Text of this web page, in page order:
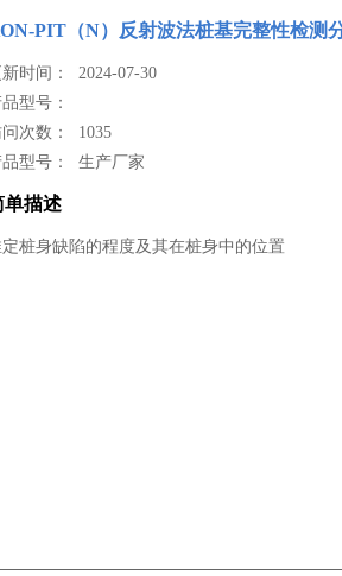
PIT（N）反射波法桩基完整性检测
新时间： 2024-07-30
品型号：
次数： 1035
品型号： 生产厂家
单描述
桩身缺陷的程度及其在桩身中的位置